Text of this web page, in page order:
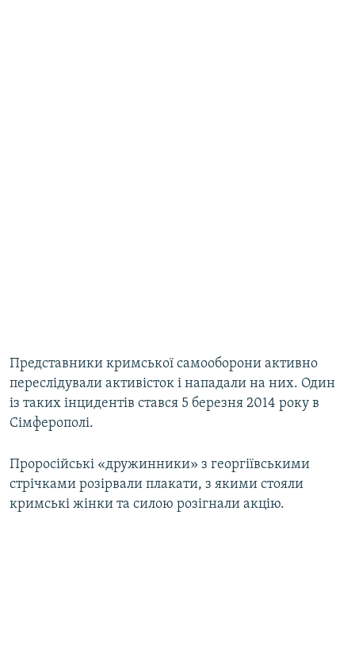
Представники кримської самооборони активно
переслідували активісток і нападали на них. Один
із таких інцидентів стався 5 березня 2014 року в
Сімферополі.
Проросійські «дружинники» з георгіївськими
стрічками розірвали плакати, з якими стояли
кримські жінки та силою розігнали акцію.